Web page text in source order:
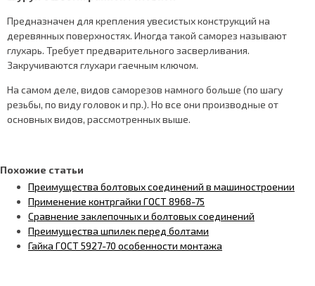
Предназначен для крепления увесистых конструкций на
деревянных поверхностях. Иногда такой саморез называют
глухарь. Требует предварительного засверливания.
Закручиваются глухари гаечным ключом.
На самом деле, видов саморезов намного больше (по шагу
резьбы, по виду головок и пр.). Но все они производные от
основных видов, рассмотренных выше.
Похожие статьи
Преимущества болтовых соединений в машиностроении
Применение контргайки ГОСТ 8968-75
Сравнение заклепочных и болтовых соединений
Преимущества шпилек перед болтами
Гайка ГОСТ 5927-70 особенности монтажа